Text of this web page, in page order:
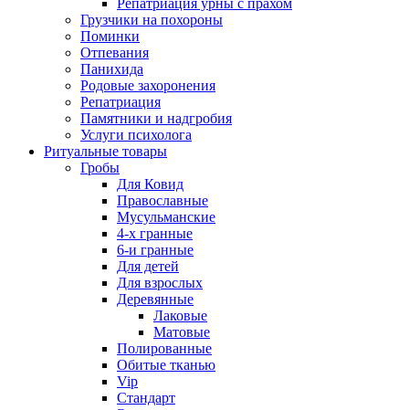
Репатриация урны с прахом
Грузчики на похороны
Поминки
Отпевания
Панихида
Родовые захоронения
Репатриация
Памятники и надгробия
Услуги психолога
Ритуальные товары
Гробы
Для Ковид
Православные
Мусульманские
4-х гранные
6-и гранные
Для детей
Для взрослых
Деревянные
Лаковые
Матовые
Полированные
Обитые тканью
Vip
Стандарт